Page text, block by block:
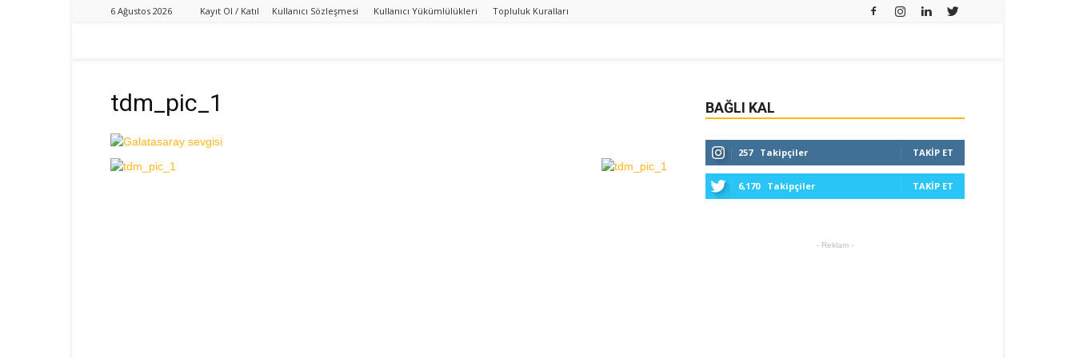
6 Ağustos 2026 Kayıt Ol / Katıl Kullanıcı Sözleşmesi Kullanıcı Yükümlülükleri Topluluk Kuralları
tdm_pic_1 BAĞLI KAL
257 Takipçiler TAKIP ET
6,170 Takipçiler TAKIP ET
- Reklam -